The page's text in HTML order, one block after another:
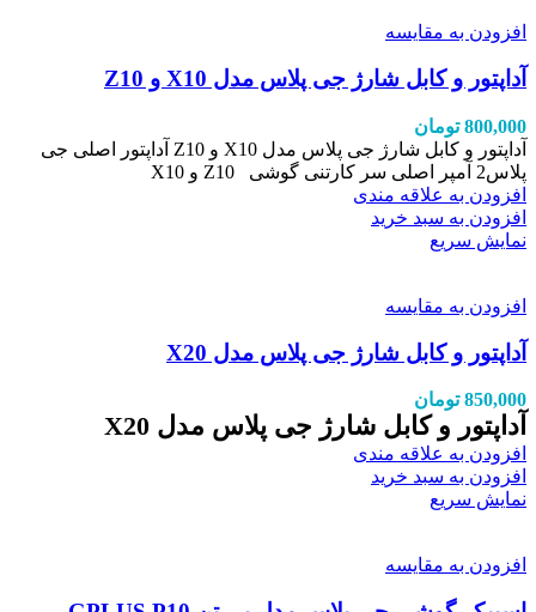
افزودن به مقایسه
آداپتور و کابل شارژ جی پلاس مدل X10 و Z10
800,000 تومان
آداپتور و کابل شارژ جی پلاس مدل X10 و Z10 آداپتور اصلی جی
پلاس2 آمپر اصلی سر کارتنی گوشی Z10 و X10
افزودن به علاقه مندی
افزودن به سبد خرید
نمایش سریع
افزودن به مقایسه
آداپتور و کابل شارژ جی پلاس مدل X20
850,000 تومان
آداپتور و کابل شارژ جی پلاس مدل X20
افزودن به علاقه مندی
افزودن به سبد خرید
نمایش سریع
افزودن به مقایسه